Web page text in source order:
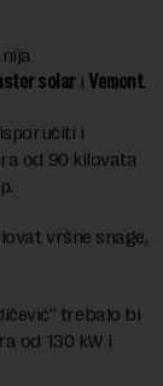
solari Vemont.
i
od 90 kilovata
vršne snage,
trebalo bi
od 130 kW i